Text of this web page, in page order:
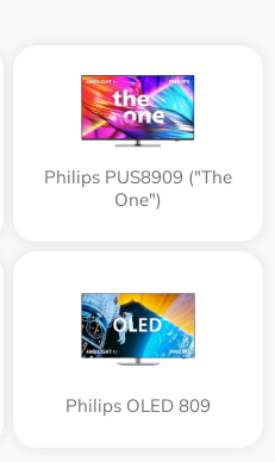
Philips PUS8909 ("The
One")
Philips OLED 809